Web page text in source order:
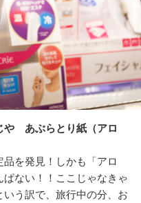
や あぶらとり紙（アロ
を発見！しかも「アロ
ない！！ここじゃなきゃ
う訳で、旅行中の分、お